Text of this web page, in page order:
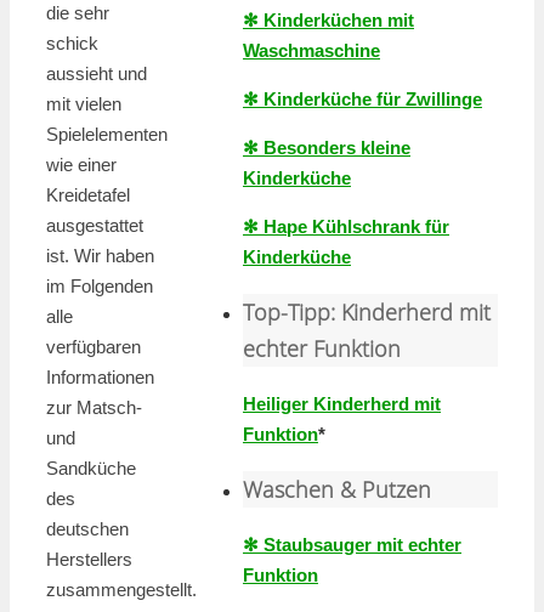
die sehr
schick
aussieht und
mit vielen
Spielelementen
wie einer
Kreidetafel
ausgestattet
ist. Wir haben
im Folgenden
alle
verfügbaren
Informationen
zur Matsch-
und
Sandküche
des
deutschen
Herstellers
zusammengestellt.
✻ Kinderküchen mit
Waschmaschine
✻ Kinderküche für Zwillinge
✻ Besonders kleine
Kinderküche
✻ Hape Kühlschrank für
Kinderküche
Top-Tipp: Kinderherd mit
echter Funktion
Heiliger Kinderherd mit
Funktion*
Waschen & Putzen
✻ Staubsauger mit echter
Funktion